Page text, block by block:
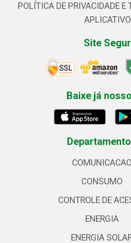
POLÍTICA DE PRIVACIDADE E
Site
Baixe já
COMUNICACAO
CONSUMO
CONTROLE DE
ENERGIA
ENERGIA